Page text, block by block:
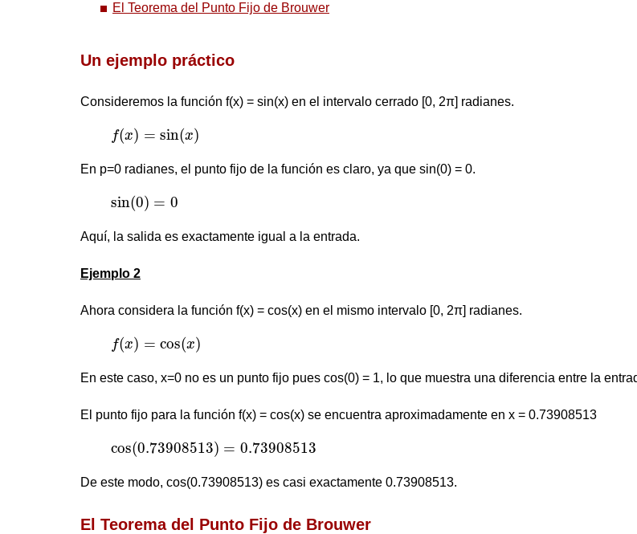
El Teorema del Punto Fijo de Brouwer
Un ejemplo práctico
Consideremos la función f(x) = sin(x) en el intervalo cerrado [0, 2π] radianes.
f(x) = sin(x)
f x sin x
En p=0 radianes, el punto fijo de la función es claro, ya que sin(0) = 0.
sin(0) = 0
sin(0 0
Aquí, la salida es exactamente igual a la entrada.
Ejemplo 2
Ahora considera la función f(x) = cos(x) en el mismo intervalo [0, 2π] radianes.
f(x) = cos(x)
f( x) x
En este caso, x=0 no es un punto fijo pues cos(0) = 1, lo que muestra una diferencia entre la
El punto fijo para la función f(x) = cos(x) se encuentra aproximadamente en x = 0.73908513
cos(0.73908513) = 0.73908513
cos(0.73908513 0.73908513
De este modo, cos(0.73908513) es casi exactamente 0.73908513.
El Teorema del Punto Fijo de Brouwer